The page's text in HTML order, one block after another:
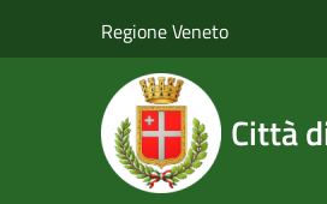
Regione Veneto
Città